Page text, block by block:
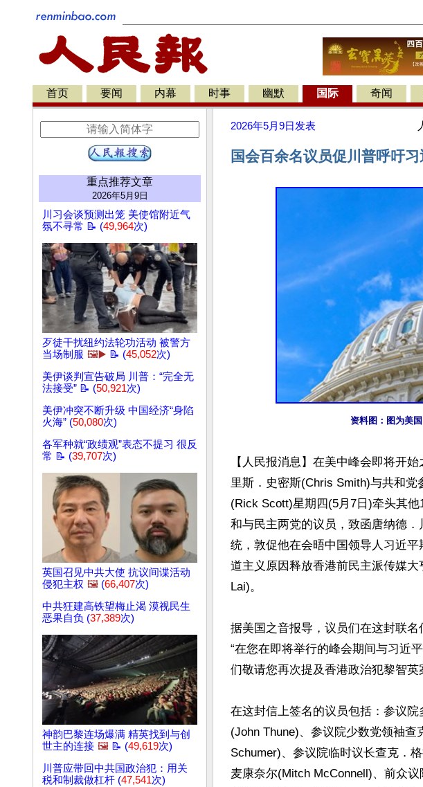
首页 要闻 内幕 时事 幽默 国际 奇闻
重点推荐文章
2026年5月9日
川习会谈预测出笼 美使馆附近气
氛不寻常 📝 (49,964次)
歹徒干扰纽约法轮功活动 被警方
当场制服 🖼️▶️ 📝 (45,052次)
美伊谈判宣告破局 川普：“完全无
法接受” 📝 (50,921次)
美伊冲突不断升级 中国经济“身陷
火海” (50,080次)
各军种就“政绩观”表态不提习 很反
常 📝 (39,707次)
英国召见中共大使 抗议间谍活动
侵犯主权 🖼️ (66,407次)
中共狂建高铁望梅止渴 漠视民生
恶果自负 (37,389次)
神韵巴黎连场爆满 精英找到与创
世主的连接 🖼️ 📝 (49,619次)
川普应带回中共国政治犯：用关
税和制裁做杠杆 (47,541次)
2026年5月9日 发表
国会百余名议员促川普呼吁习
资料图：图为美
【人民报消息】在美中峰会即将开
里斯．史密斯(Chris Smith)与共和党
(Rick Scott)星期四(5月7日)牵头其
和与民主两党的议员，致函唐纳德．
统，敦促他在会晤中国领导人习近平
道主义原因释放香港前民主派传媒
Lai)。
据美国之音报导，议员们在这封联名
“在您在即将举行的峰会期间与习近
们敬请您再次提及香港政治犯黎智英
在这封信上签名的议员包括：参议
(John Thune)、参议院少数党领袖查
Schumer)、参议院临时议长查克．
麦康奈尔(Mitch McConnell)、前众